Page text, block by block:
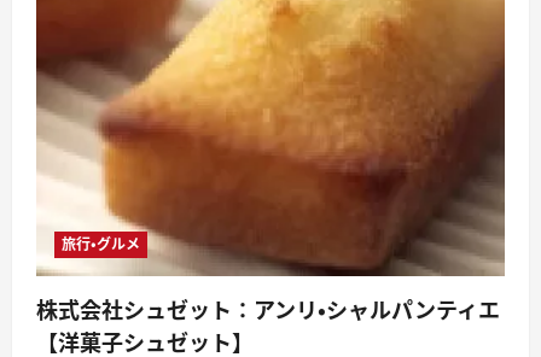
旅行・グルメ
株式会社シュゼット：アンリ・シャルパンティエ
【洋菓子シュゼット】